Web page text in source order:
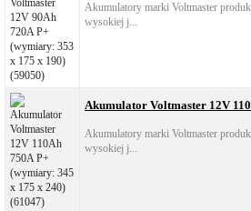
Akumulatory marki Voltmaster
wysokiej j...
Akumulator Voltmaster 12V
Akumulatory marki Voltmaster
wysokiej j...